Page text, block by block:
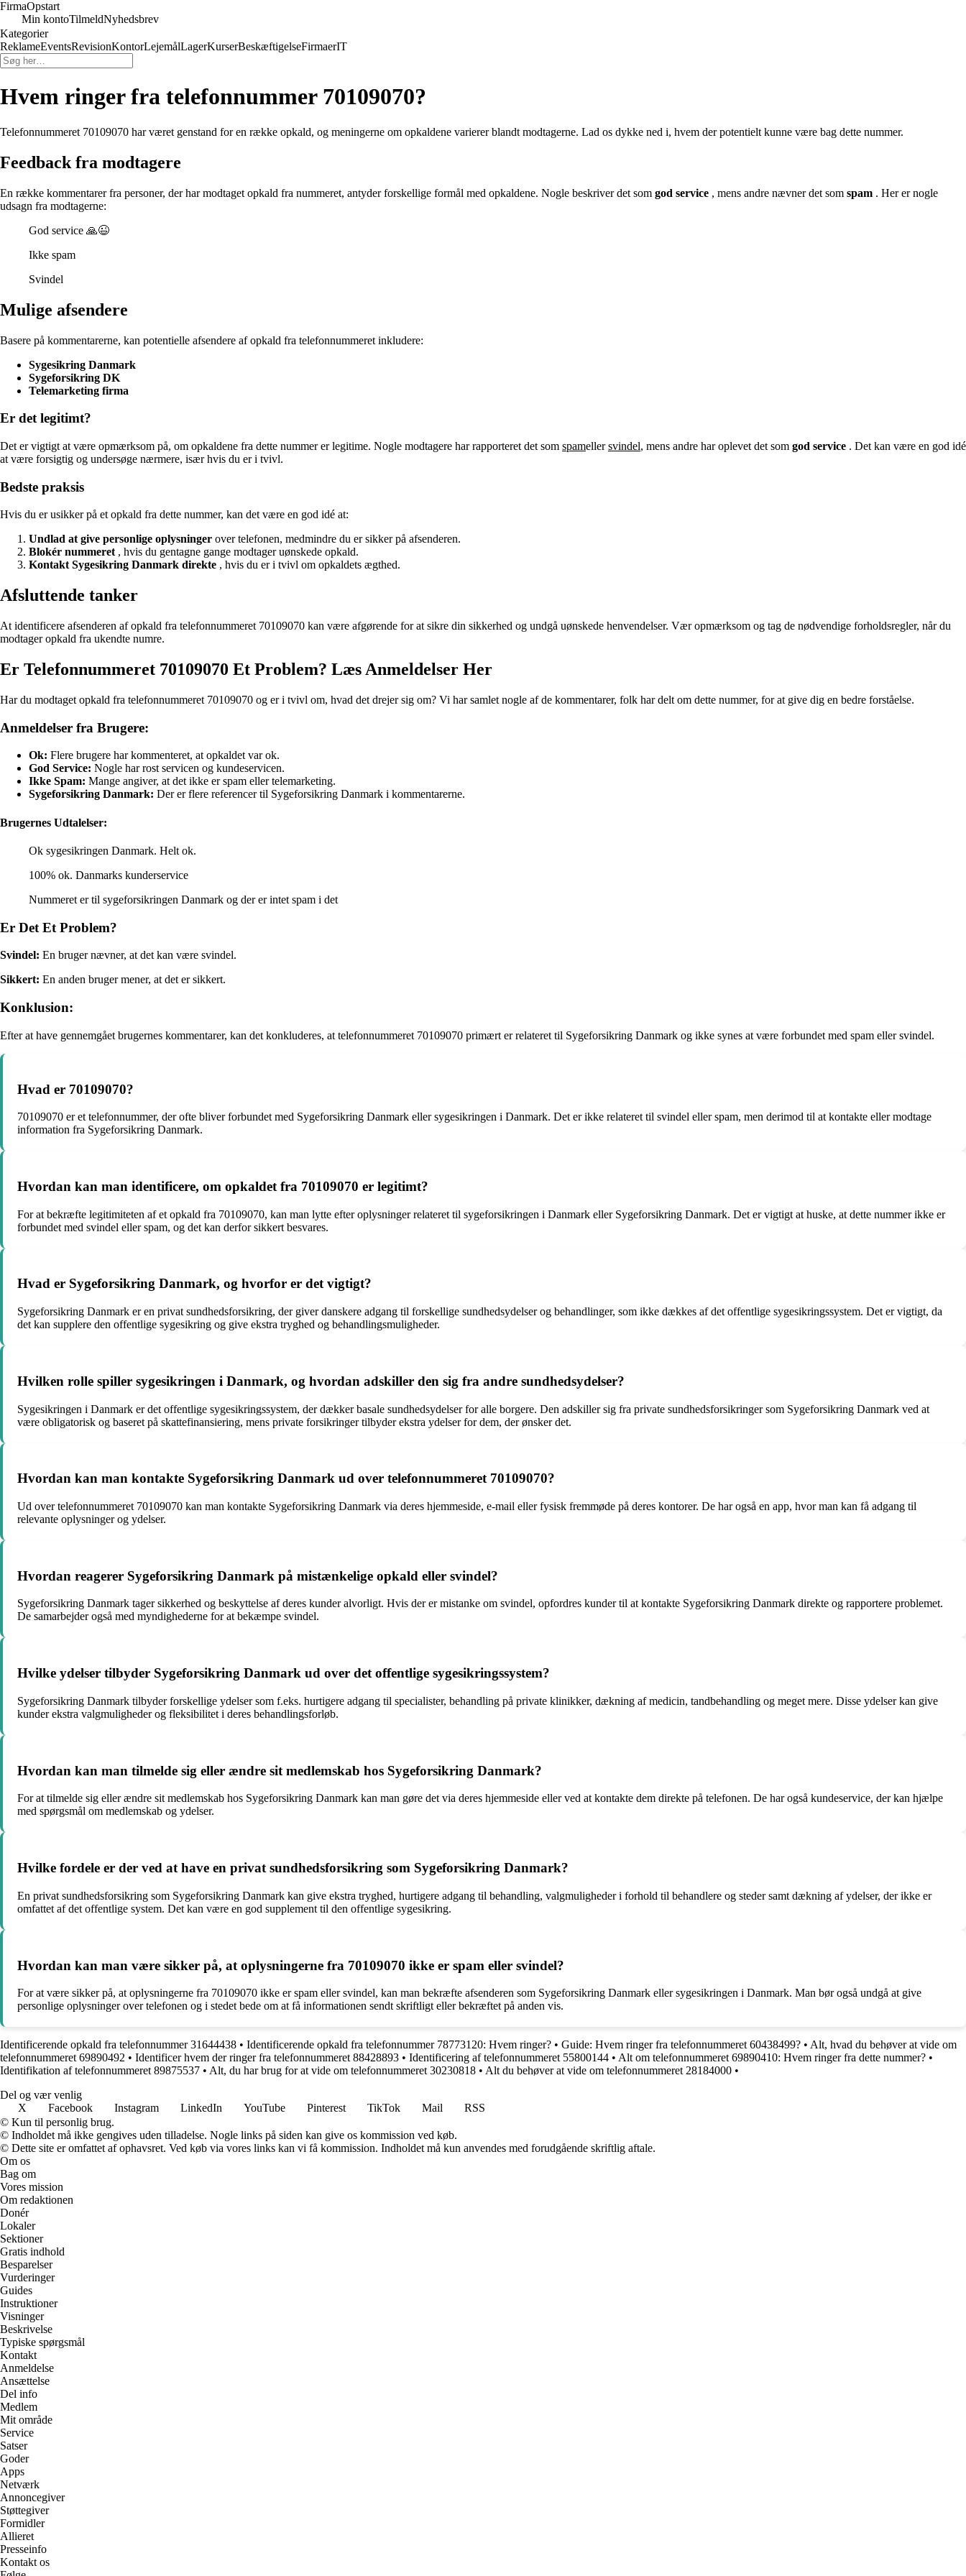
FirmaOpstart
Min kontoTilmeldNyhedsbrev
Kategorier
ReklameEventsRevisionKontorLejemålLagerKurserBeskæftigelseFirmaerIT
Hvem ringer fra telefonnummer 70109070?
Telefonnummeret 70109070 har været genstand for en række opkald, og meningerne om opkaldene varierer blandt modtagerne. Lad os dykke ned i, hvem der potentielt kunne være bag dette nummer.
Feedback fra modtagere
En række kommentarer fra personer, der har modtaget opkald fra nummeret, antyder forskellige formål med opkaldene. Nogle beskriver det som god service , mens andre nævner det som spam . Her er nogle
udsagn fra modtagerne:
God service 🙏😉
Ikke spam
Svindel
Mulige afsendere
Basere på kommentarerne, kan potentielle afsendere af opkald fra telefonnummeret inkludere:
Sygesikring Danmark
Sygeforsikring DK
Telemarketing firma
Er det legitimt?
Det er vigtigt at være opmærksom på, om opkaldene fra dette nummer er legitime. Nogle modtagere har rapporteret det som spamellersvindel, mens andre har oplevet det som god service . Det kan være en god idé
at være forsigtig og undersøge nærmere, især hvis du er i tvivl.
Bedste praksis
Hvis du er usikker på et opkald fra dette nummer, kan det være en god idé at:
Undlad at give personlige oplysninger over telefonen, medmindre du er sikker på afsenderen.
Blokér nummeret , hvis du gentagne gange modtager uønskede opkald.
Kontakt Sygesikring Danmark direkte , hvis du er i tvivl om opkaldets ægthed.
Afsluttende tanker
At identificere afsenderen af opkald fra telefonnummeret 70109070 kan være afgørende for at sikre din sikkerhed og undgå uønskede henvendelser. Vær opmærksom og tag de nødvendige forholdsregler, når du
modtager opkald fra ukendte numre.
Er Telefonnummeret 70109070 Et Problem? Læs Anmeldelser Her
Har du modtaget opkald fra telefonnummeret 70109070 og er i tvivl om, hvad det drejer sig om? Vi har samlet nogle af de kommentarer, folk har delt om dette nummer, for at give dig en bedre forståelse.
Anmeldelser fra Brugere:
Ok: Flere brugere har kommenteret, at opkaldet var ok.
God Service: Nogle har rost servicen og kundeservicen.
Ikke Spam: Mange angiver, at det ikke er spam eller telemarketing.
Sygeforsikring Danmark: Der er flere referencer til Sygeforsikring Danmark i kommentarerne.
Brugernes Udtalelser:
Ok sygesikringen Danmark. Helt ok.
100% ok. Danmarks kunderservice
Nummeret er til sygeforsikringen Danmark og der er intet spam i det
Er Det Et Problem?
Svindel: En bruger nævner, at det kan være svindel.
Sikkert: En anden bruger mener, at det er sikkert.
Konklusion:
Efter at have gennemgået brugernes kommentarer, kan det konkluderes, at telefonnummeret 70109070 primært er relateret til Sygeforsikring Danmark og ikke synes at være forbundet med spam eller svindel.
Hvad er 70109070?
70109070 er et telefonnummer, der ofte bliver forbundet med Sygeforsikring Danmark eller sygesikringen i Danmark. Det er ikke relateret til svindel eller spam, men derimod til at kontakte eller modtage
information fra Sygeforsikring Danmark.
Hvordan kan man identificere, om opkaldet fra 70109070 er legitimt?
For at bekræfte legitimiteten af et opkald fra 70109070, kan man lytte efter oplysninger relateret til sygeforsikringen i Danmark eller Sygeforsikring Danmark. Det er vigtigt at huske, at dette nummer ikke er
forbundet med svindel eller spam, og det kan derfor sikkert besvares.
Hvad er Sygeforsikring Danmark, og hvorfor er det vigtigt?
Sygeforsikring Danmark er en privat sundhedsforsikring, der giver danskere adgang til forskellige sundhedsydelser og behandlinger, som ikke dækkes af det offentlige sygesikringssystem. Det er vigtigt, da
det kan supplere den offentlige sygesikring og give ekstra tryghed og behandlingsmuligheder.
Hvilken rolle spiller sygesikringen i Danmark, og hvordan adskiller den sig fra andre sundhedsydelser?
Sygesikringen i Danmark er det offentlige sygesikringssystem, der dækker basale sundhedsydelser for alle borgere. Den adskiller sig fra private sundhedsforsikringer som Sygeforsikring Danmark ved at
være obligatorisk og baseret på skattefinansiering, mens private forsikringer tilbyder ekstra ydelser for dem, der ønsker det.
Hvordan kan man kontakte Sygeforsikring Danmark ud over telefonnummeret 70109070?
Ud over telefonnummeret 70109070 kan man kontakte Sygeforsikring Danmark via deres hjemmeside, e-mail eller fysisk fremmøde på deres kontorer. De har også en app, hvor man kan få adgang til
relevante oplysninger og ydelser.
Hvordan reagerer Sygeforsikring Danmark på mistænkelige opkald eller svindel?
Sygeforsikring Danmark tager sikkerhed og beskyttelse af deres kunder alvorligt. Hvis der er mistanke om svindel, opfordres kunder til at kontakte Sygeforsikring Danmark direkte og rapportere problemet.
De samarbejder også med myndighederne for at bekæmpe svindel.
Hvilke ydelser tilbyder Sygeforsikring Danmark ud over det offentlige sygesikringssystem?
Sygeforsikring Danmark tilbyder forskellige ydelser som f.eks. hurtigere adgang til specialister, behandling på private klinikker, dækning af medicin, tandbehandling og meget mere. Disse ydelser kan give
kunder ekstra valgmuligheder og fleksibilitet i deres behandlingsforløb.
Hvordan kan man tilmelde sig eller ændre sit medlemskab hos Sygeforsikring Danmark?
For at tilmelde sig eller ændre sit medlemskab hos Sygeforsikring Danmark kan man gøre det via deres hjemmeside eller ved at kontakte dem direkte på telefonen. De har også kundeservice, der kan hjælpe
med spørgsmål om medlemskab og ydelser.
Hvilke fordele er der ved at have en privat sundhedsforsikring som Sygeforsikring Danmark?
En privat sundhedsforsikring som Sygeforsikring Danmark kan give ekstra tryghed, hurtigere adgang til behandling, valgmuligheder i forhold til behandlere og steder samt dækning af ydelser, der ikke er
omfattet af det offentlige system. Det kan være en god supplement til den offentlige sygesikring.
Hvordan kan man være sikker på, at oplysningerne fra 70109070 ikke er spam eller svindel?
For at være sikker på, at oplysningerne fra 70109070 ikke er spam eller svindel, kan man bekræfte afsenderen som Sygeforsikring Danmark eller sygesikringen i Danmark. Man bør også undgå at give
personlige oplysninger over telefonen og i stedet bede om at få informationen sendt skriftligt eller bekræftet på anden vis.
Identificerende opkald fra telefonnummer 31644438 • Identificerende opkald fra telefonnummer 78773120: Hvem ringer? • Guide: Hvem ringer fra telefonnummeret 60438499? • Alt, hvad du behøver at vide om
telefonnummeret 69890492 • Identificer hvem der ringer fra telefonnummeret 88428893 • Identificering af telefonnummeret 55800144 • Alt om telefonnummeret 69890410: Hvem ringer fra dette nummer? •
Identifikation af telefonnummeret 89875537 • Alt, du har brug for at vide om telefonnummeret 30230818 • Alt du behøver at vide om telefonnummeret 28184000 •
Del og vær venlig
X
Facebook Instagram LinkedIn YouTube Pinterest TikTok Mail
RSS
© Kun til personlig brug.
© Indholdet må ikke gengives uden tilladelse. Nogle links på siden kan give os kommission ved køb.
© Dette site er omfattet af ophavsret. Ved køb via vores links kan vi få kommission. Indholdet må kun anvendes med forudgående skriftlig aftale.
Om os
Bag om
Vores mission
Om redaktionen
Donér
Lokaler
Sektioner
Gratis indhold
Besparelser
Vurderinger
Guides
Instruktioner
Visninger
Beskrivelse
Typiske spørgsmål
Kontakt
Anmeldelse
Ansættelse
Del info
Medlem
Mit område
Service
Satser
Goder
Apps
Netværk
Annoncegiver
Støttegiver
Formidler
Allieret
Presseinfo
Kontakt os